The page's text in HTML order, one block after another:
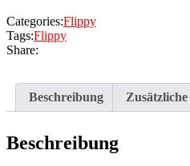
Categories:Flippy
Tags:Flippy
Share:
Beschreibung
Beschreibung